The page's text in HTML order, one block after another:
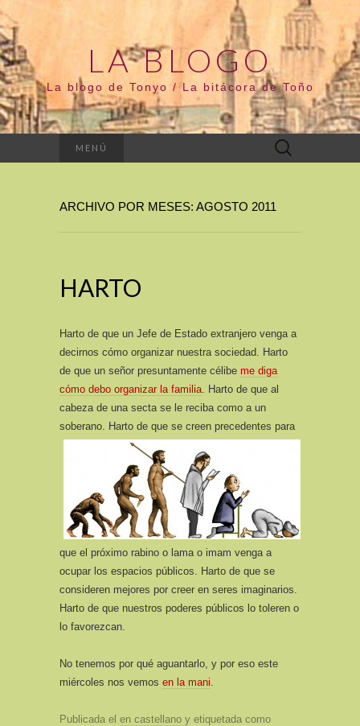
LA BLOGO
La blogo de Tonyo / La bitácora de Toño
MENÚ Buscar:
ARCHIVO POR MESES: AGOSTO 2011
HARTO
Harto de que un Jefe de Estado extranjero venga a
decirnos cómo organizar nuestra sociedad. Harto
de que un señor presuntamente célibe me diga
cómo debo organizar la familia. Harto de que al
cabeza de una secta se le reciba como a un
soberano. Harto de que se creen precedentes para
que el próximo rabino o lama o imam venga a
ocupar los espacios públicos. Harto de que se
consideren mejores por creer en seres imaginarios.
Harto de que nuestros poderes públicos lo toleren o
lo favorezcan.
No tenemos por qué aguantarlo, y por eso este
miércoles nos vemos en la mani.
Publicada el en castellano y etiquetada como